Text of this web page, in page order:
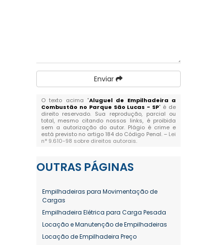
Enviar
O texto acima "Aluguel de Empilhadeira a
Combustão no Parque São Lucas - SP" é de
direito reservado. Sua reprodução, parcial ou
total, mesmo citando nossos links, é proibida
sem a autorização do autor. Plágio é crime e
está previsto no artigo 184 do Código Penal. – Lei
n° 9.610-98 sobre direitos autorais.
OUTRAS PÁGINAS
Empilhadeiras para Movimentação de
Cargas
Empilhadeira Elétrica para Carga Pesada
Locação e Manutenção de Empilhadeiras
Locação de Empilhadeira Preço